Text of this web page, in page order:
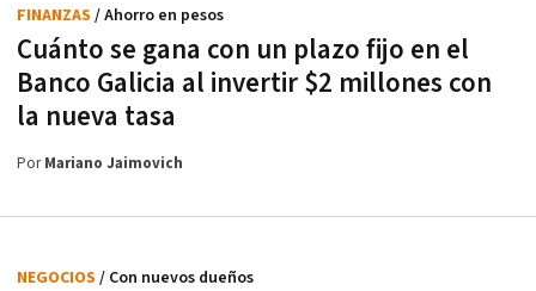
Cuánto se gana con un plazo fijo en el
Banco Galicia al invertir $2 millones con
la nueva tasa
FINANZAS / Ahorro en pesos
PorMariano Jaimovich
NEGOCIOS / Con nuevos dueños